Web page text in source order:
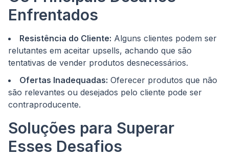
Enfrentados
Resistência do Cliente: Alguns clientes podem ser
relutantes em aceitar upsells, achando que são
tentativas de vender produtos desnecessários.
Ofertas Inadequadas: Oferecer produtos que não
são relevantes ou desejados pelo cliente pode ser
contraproducente.
Soluções para Superar
Esses Desafios